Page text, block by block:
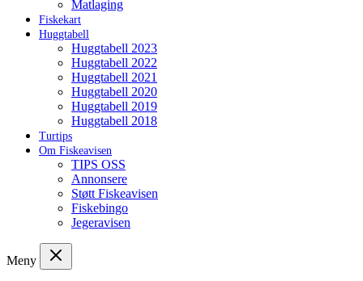
Matlaging
Fiskekart
Huggtabell
Huggtabell 2023
Huggtabell 2022
Huggtabell 2021
Huggtabell 2020
Huggtabell 2019
Huggtabell 2018
Turtips
Om Fiskeavisen
TIPS OSS
Annonsere
Støtt Fiskeavisen
Fiskebingo
Jegeravisen
Meny